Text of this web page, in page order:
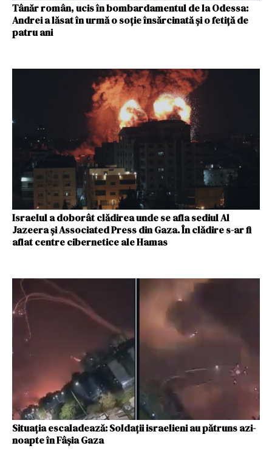
Tânăr român, ucis în bombardamentul de la Odessa:
Andrei a lăsat în urmă o soție însărcinată și o fetiță de
patru ani
Israelul a doborât clădirea unde se afla sediul Al
Jazeera și Associated Press din Gaza. În clădire s-ar fi
aflat centre cibernetice ale Hamas
Situația escaladează: Soldații israelieni au pătruns azi-
noapte în Fâşia Gaza